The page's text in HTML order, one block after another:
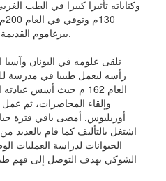
بيرغاموم القديمة والمسمية حاليا برغاما في تركيا.
تلقى علومه في اليونان
رأسه ليعمل طبيبا في مدرسة
العام 162 م حيث أسس
وإلقاء المحاضرات، ثم
أوريليوس. أمضى باقي فترة
اشتغل بالتأليف كما قام بالعديد
الحيوانات لدراسة العمليات
الشوكي بهدف التوصل إلى فهم